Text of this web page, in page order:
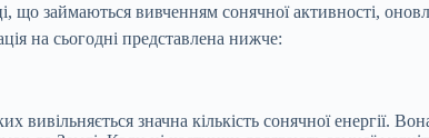
що займаються вивченням сонячної активності,
на сьогодні представлена нижче:
значна кількість сонячної енергії.